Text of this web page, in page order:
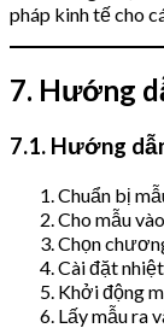
pháp kinh tế cho
7. Hướng
7.1. Hướng
Chuẩn bị
Cho mẫu
Chọn
Cài đặt
Khởi động
Lấy mẫu ra